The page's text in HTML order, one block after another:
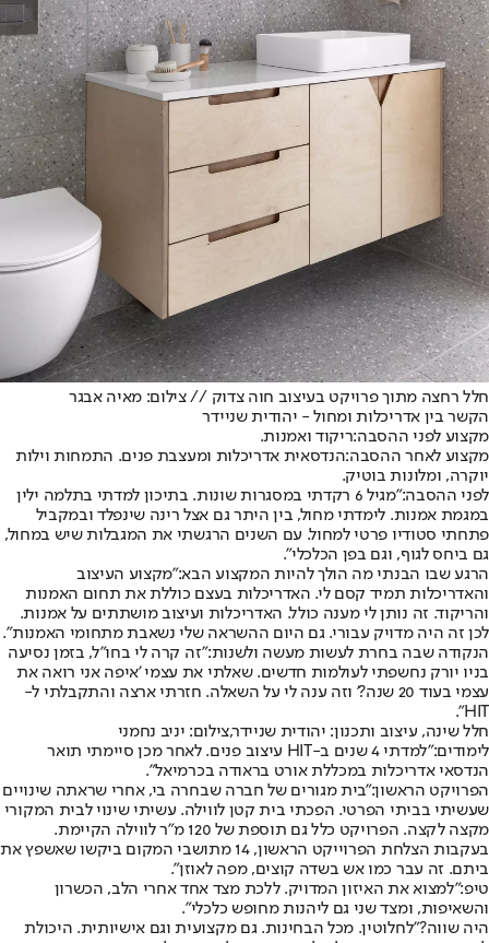
חלל רחצה מתוך פרויקט בעיצוב חוה צדוק // צילום: מאיה אבגר
הקשר בין אדריכלות ומחול - יהודית שניידר
מקצוע לפני ההסבה:ריקוד ואמנות.
מקצוע לאחר ההסבה:הנדסאית אדריכלות ומעצבת פנים. התמחות וילות
יוקרה, ומלונות בוטיק.
לפני ההסבה:
"מגיל 6 רקדתי במסגרות שונות. בתיכון למדתי בתלמה ילין
במגמת אמנות. לימדתי מחול, בין היתר גם אצל רינה שינפלד ובמקביל
פתחתי סטודיו פרטי למחול. עם השנים הרגשתי את המגבלות שיש במחול,
גם ביחס לגוף, וגם בפן הכלכלי".
הרגע שבו הבנתי מה הולך להיות המקצוע הבא:"מקצוע העיצוב
והאדריכלות תמיד קסם לי. האדריכלות בעצם כוללת את תחום האמנות
והריקוד. זה נותן לי מענה כולל. האדריכלות ועיצוב מושתתים על אמנות.
לכן זה היה מדויק עבורי. גם היום ההשראה שלי נשאבת מתחומי האמנות".
הנקודה שבה בחרת לעשות מעשה ולשנות:"זה קרה לי בחו"ל, בזמן נסיעה
בניו יורק נחשפתי לעולמות חדשים. שאלתי את עצמי 'איפה אני רואה את
עצמי בעוד 20 שנה?' וזה ענה לי על השאלה. חזרתי ארצה והתקבלתי ל-
HIT".
חלל שינה, עיצוב ותכנון: יהודית שניידר,צילום: יניב נחמני
לימודים:
"למדתי 4 שנים ב-HIT עיצוב פנים. לאחר מכן סיימתי תואר
הנדסאי אדריכלות במכללת אורט בראודה בכרמיאל".
הפרויקט הראשון:"בית מגורים של חברה שבחרה בי, אחרי שראתה שינויים
שעשיתי בביתי הפרטי. הפכתי בית קטן לווילה. עשיתי שינוי לבית המקורי
מקצה לקצה. הפרויקט כלל גם תוספת של 120 מ"ר לווילה הקיימת.
בעקבות הצלחת הפרוייקט הראשון, 14 מתושבי המקום ביקשו שאשפץ את
ביתם. זה עבר כמו אש בשדה קוצים, מפה לאוזן".
טיפ:"למצוא את האיזון המדויק. ללכת מצד אחד אחרי הלב, הכשרון
והשאיפות, ומצד שני גם ליהנות מחופש כלכלי".
היה שווה?"לחלוטין. מכל הבחינות. גם מקצועית וגם אישיותית. היכולת